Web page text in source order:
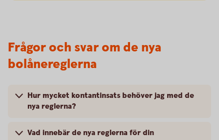
Frågor och svar om de nya
bolånereglerna
Hur mycket kontantinsats behöver jag med de
nya reglerna?
Vad innebär de nya reglerna för din